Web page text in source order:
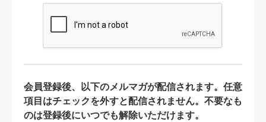
会員登録後、以下のメルマガが配信されます。任意
項目はチェックを外すと配信されません。不要なも
のは登録後にいつでも解除いただけます。